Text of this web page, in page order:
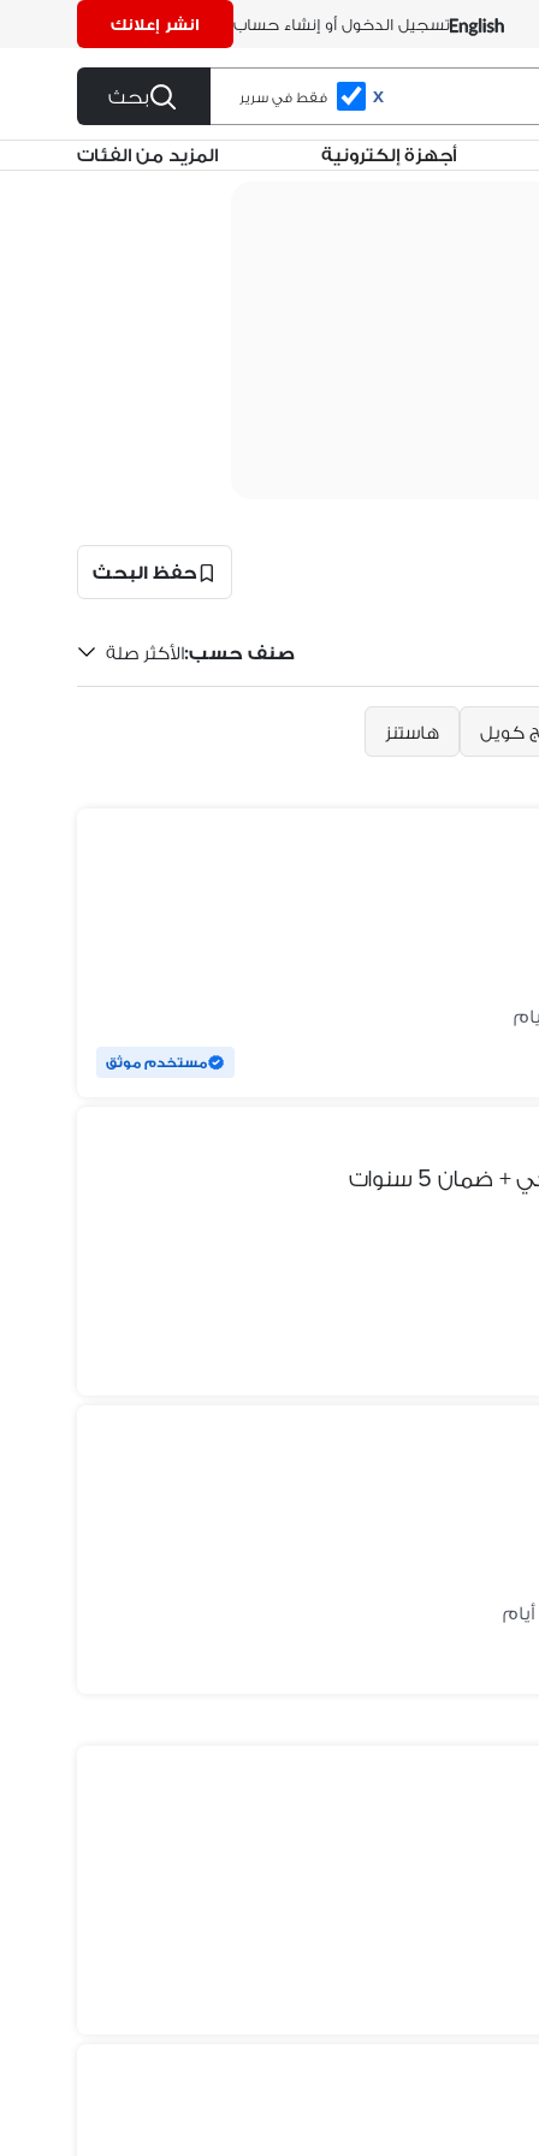
تسجيل الدخول أو إنشاء حساب انشر إعلانك
X فقط في سرير بحث
أجهزة إلكترونية المزيد من الفئات
حفظ البحث
صنف حسب:الأكثر صلة
كويل هاستنز
مستخدم موثق
5 سنوات